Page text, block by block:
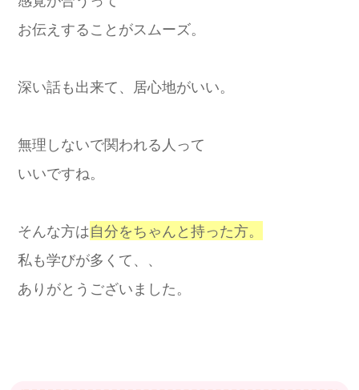
お伝えすることがスムーズ。
深い話も出来て、居心地がいい。
無理しないで関われる人って
いいですね。
そんな方は自分をちゃんと持った方。
私も学びが多くて、、
ありがとうございました。